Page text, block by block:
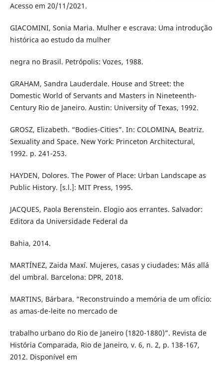
Acesso em 20/11/2021.
GIACOMINI, Sonia Maria. Mulher e escrava: Uma introdução
histórica ao estudo da mulher
negra no Brasil. Petrópolis: Vozes, 1988.
GRAHAM, Sandra Lauderdale. House and Street: the
Domestic World of Servants and Masters in Nineteenth-
Century Rio de Janeiro. Austin: University of Texas, 1992.
GROSZ, Elizabeth. “Bodies-Cities”. In: COLOMINA, Beatriz.
Sexuality and Space. New York: Princeton Architectural,
1992. p. 241-253.
HAYDEN, Dolores. The Power of Place: Urban Landscape as
Public History. [s.l.]: MIT Press, 1995.
JACQUES, Paola Berenstein. Elogio aos errantes. Salvador:
Editora da Universidade Federal da
Bahia, 2014.
MARTÍNEZ, Zaida Maxí. Mujeres, casas y ciudades: Más allá
del umbral. Barcelona: DPR, 2018.
MARTINS, Bárbara. “Reconstruindo a memória de um ofício:
as amas-de-leite no mercado de
trabalho urbano do Rio de Janeiro (1820-1880)”. Revista de
História Comparada, Rio de Janeiro, v. 6, n. 2, p. 138-167,
2012. Disponível em